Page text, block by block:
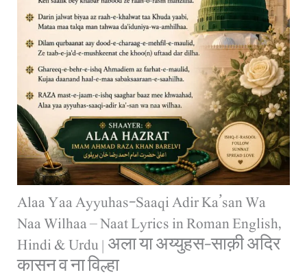
Alaa Yaa Ayyuhas-Saaqi Adir Ka’san Wa
Naa Wilhaa – Naat Lyrics in Roman English,
Hindi & Urdu | अला या अय्युहस-साक़ी अदिर
कासन व ना विल्हा